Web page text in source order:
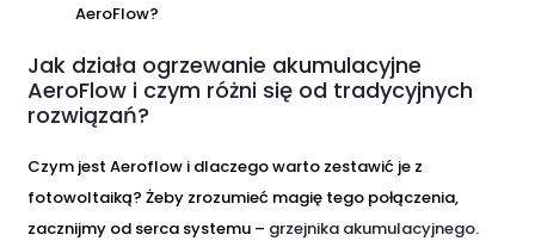
AeroFlow?
Jak działa ogrzewanie akumulacyjne
AeroFlow i czym różni się od tradycyjnych
rozwiązań?
Czym jest Aeroflow i dlaczego warto zestawić je z
fotowoltaiką? Żeby zrozumieć magię tego połączenia,
zacznijmy od serca systemu – grzejnika akumulacyjnego.